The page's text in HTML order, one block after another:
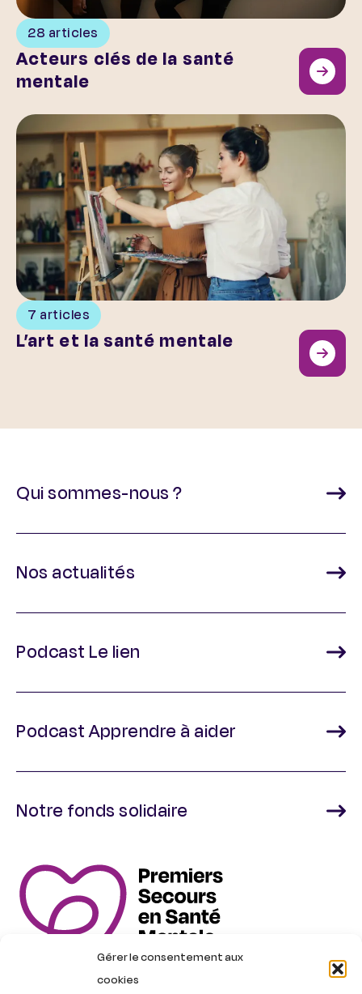
Gérer le consentement aux
cookies
28 articles
Acteurs clés de la santé
mentale
7 articles
L’art et la santé mentale
L’art et la santé mentale
Qui sommes-nous ?
Nos actualités
Podcast Le lien
Podcast Apprendre à aider
Notre fonds solidaire